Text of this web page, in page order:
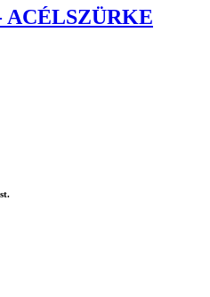
ACÉLSZÜRKE